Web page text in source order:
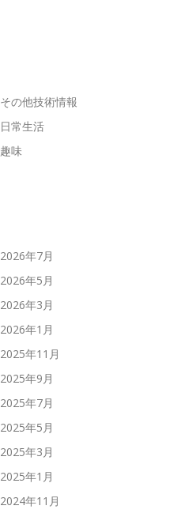
その他技術情報
日常生活
趣味
2026年7月
2026年5月
2026年3月
2026年1月
2025年11月
2025年9月
2025年7月
2025年5月
2025年3月
2025年1月
2024年11月